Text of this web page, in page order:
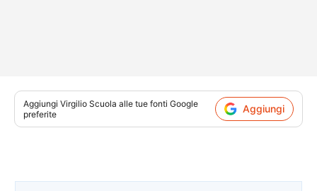
Aggiungi Virgilio Scuola alle tue fonti Google
preferite
Aggiungi